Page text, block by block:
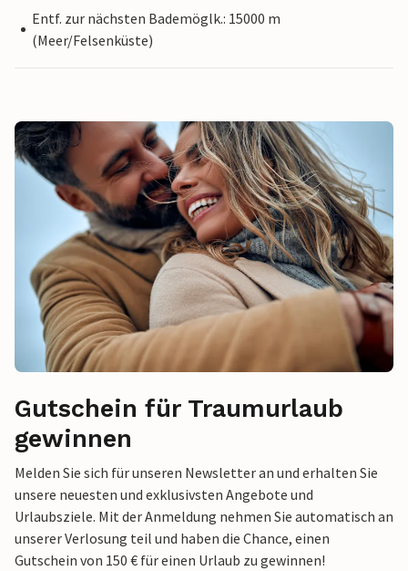
Entf. zur nächsten Bademöglk.: 15000 m
(Meer/Felsenküste)
Gutschein für Traumurlaub
gewinnen
Melden Sie sich für unseren Newsletter an und erhalten Sie
unsere neuesten und exklusivsten Angebote und
Urlaubsziele. Mit der Anmeldung nehmen Sie automatisch an
unserer Verlosung teil und haben die Chance, einen
Gutschein von 150 € für einen Urlaub zu gewinnen!